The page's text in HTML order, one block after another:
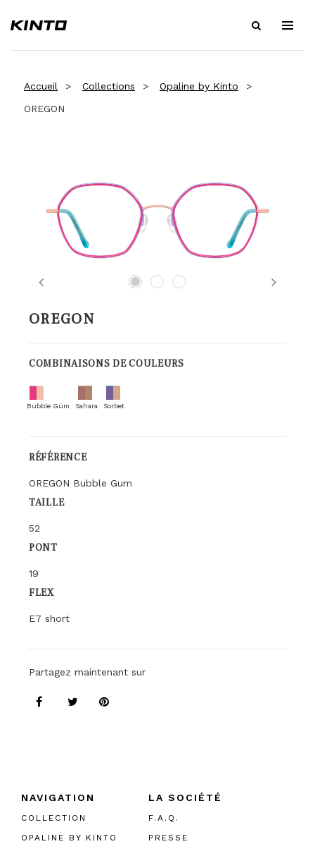
Accueil Collections
Opaline by Kinto
OREGON
Previous Next
OREGON
COMBINAISONS DE COULEURS
Bubble Gum Sahara Sorbet
RÉFÉRENCE
OREGON Bubble Gum
TAILLE
52
PONT
19
FLEX
E7 short
Partagez maintenant sur
NAVIGATION
COLLECTION
OPALINE BY KINTO
LA SOCIÉTÉ
F.A.Q.
PRESSE